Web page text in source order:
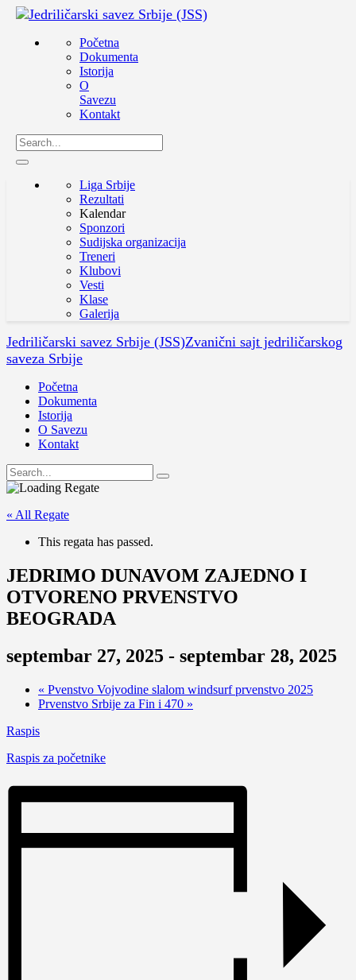
Početna
Dokumenta
Istorija
O
Savezu
Kontakt
Liga Srbije
Rezultati
Kalendar
Sponzori
Sudijska organizacija
Treneri
Klubovi
Vesti
Klase
Galerija
Jedriličarski savez Srbije (JSS)Zvanični sajt jedriličarskog
saveza Srbije
Početna
Dokumenta
Istorija
O Savezu
Kontakt
« All Regate
This regata has passed.
JEDRIMO DUNAVOM ZAJEDNO I
OTVORENO PRVENSTVO
BEOGRADA
septembar 27, 2025 - septembar 28, 2025
« Pvenstvo Vojvodine slalom windsurf prvenstvo 2025
Prvenstvo Srbije za Fin i 470 »
Raspis
Raspis za početnike